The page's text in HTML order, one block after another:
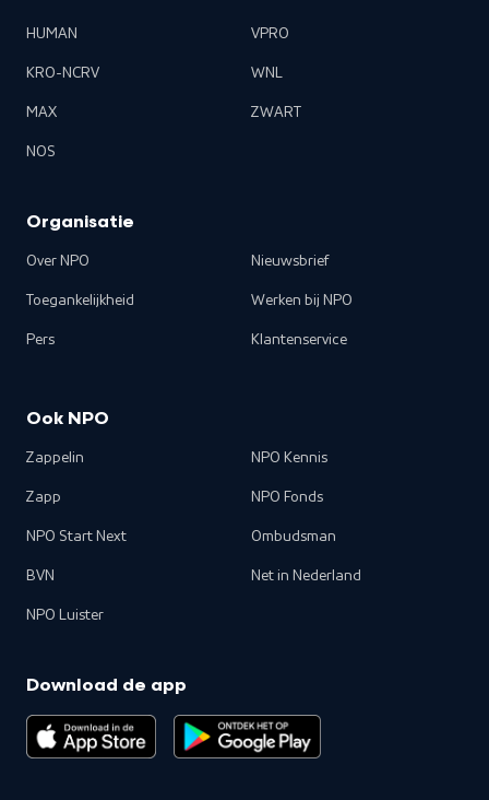
HUMAN
KRO-NCRV
MAX
NOS
VPRO
WNL
ZWART
Organisatie
Over NPO
Toegankelijkheid
Pers
Nieuwsbrief
Werken bij NPO
Klantenservice
Ook NPO
Zappelin
Zapp
NPO Start Next
BVN
NPO Luister
NPO Kennis
NPO Fonds
Ombudsman
Net in Nederland
Download de app